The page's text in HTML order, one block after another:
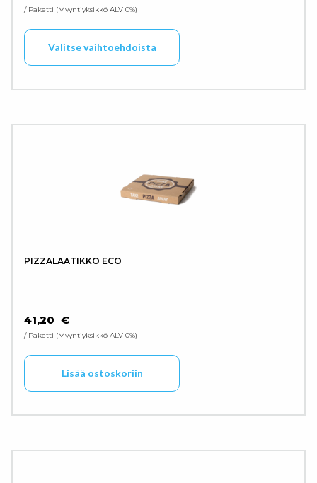
/ Paketti Myyntiyksikkö ALV 0%
Valitse vaihtoehdoista
PIZZALAATIKKO ECO
41,20 €
/ Paketti Myyntiyksikkö ALV 0%
Lisää ostoskoriin